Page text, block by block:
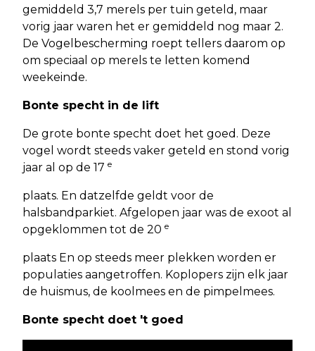
gemiddeld 3,7 merels per tuin geteld, maar
vorig jaar waren het er gemiddeld nog maar 2.
De Vogelbescherming roept tellers daarom op
om speciaal op merels te letten komend
weekeinde.
Bonte specht in de lift
De grote bonte specht doet het goed. Deze
vogel wordt steeds vaker geteld en stond vorig
jaar al op de 17 e
plaats. En datzelfde geldt voor de
halsbandparkiet. Afgelopen jaar was de exoot al
opgeklommen tot de 20 e
plaats En op steeds meer plekken worden er
populaties aangetroffen. Koplopers zijn elk jaar
de huismus, de koolmees en de pimpelmees.
Bonte specht doet 't goed